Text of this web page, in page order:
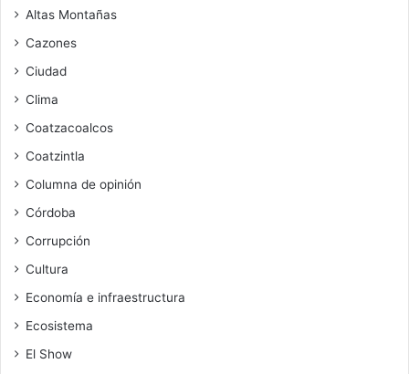
Altas Montañas
Cazones
Ciudad
Clima
Coatzacoalcos
Coatzintla
Columna de opinión
Córdoba
Corrupción
Cultura
Economía e infraestructura
Ecosistema
El Show